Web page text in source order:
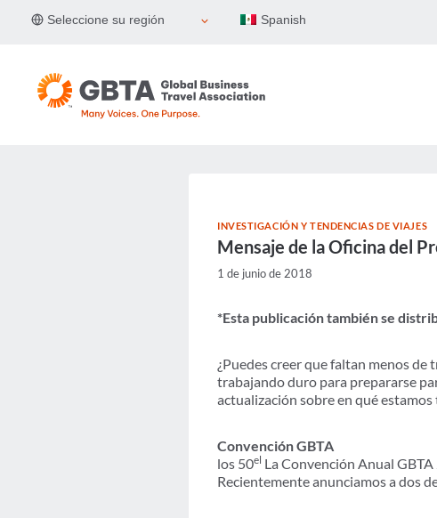
Seleccione su región Spanish
INVESTIGACIÓN Y TENDENCIAS DE VIAJES
Mensaje de la Oficina del
1 de junio de 2018
*Esta publicación también se
¿Puedes creer que faltan menos de
trabajando duro para prepararse
actualización sobre en qué
Convención GBTA
los 50el La Convención Anual
Recientemente anunciamos a dos